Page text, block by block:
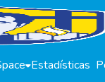
Estadísticas